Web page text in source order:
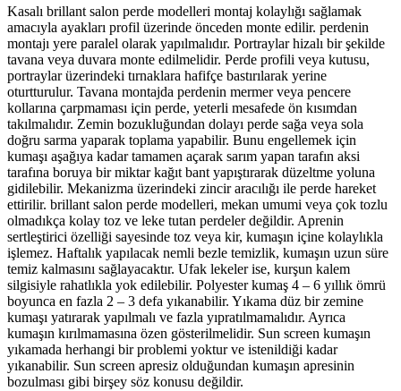
Kasalı brillant salon perde modelleri montaj kolaylığı sağlamak
amacıyla ayakları profil üzerinde önceden monte edilir. perdenin
montajı yere paralel olarak yapılmalıdır. Portraylar hizalı bir şekilde
tavana veya duvara monte edilmelidir. Perde profili veya kutusu,
portraylar üzerindeki tırnaklara hafifçe bastırılarak yerine
oturtturulur. Tavana montajda perdenin mermer veya pencere
kollarına çarpmaması için perde, yeterli mesafede ön kısımdan
takılmalıdır. Zemin bozukluğundan dolayı perde sağa veya sola
doğru sarma yaparak toplama yapabilir. Bunu engellemek için
kumaşı aşağıya kadar tamamen açarak sarım yapan tarafın aksi
tarafına boruya bir miktar kağıt bant yapıştırarak düzeltme yoluna
gidilebilir. Mekanizma üzerindeki zincir aracılığı ile perde hareket
ettirilir. brillant salon perde modelleri, mekan umumi veya çok tozlu
olmadıkça kolay toz ve leke tutan perdeler değildir. Aprenin
sertleştirici özelliği sayesinde toz veya kir, kumaşın içine kolaylıkla
işlemez. Haftalık yapılacak nemli bezle temizlik, kumaşın uzun süre
temiz kalmasını sağlayacaktır. Ufak lekeler ise, kurşun kalem
silgisiyle rahatlıkla yok edilebilir. Polyester kumaş 4 – 6 yıllık ömrü
boyunca en fazla 2 – 3 defa yıkanabilir. Yıkama düz bir zemine
kumaşı yatırarak yapılmalı ve fazla yıpratılmamalıdır. Ayrıca
kumaşın kırılmamasına özen gösterilmelidir. Sun screen kumaşın
yıkamada herhangi bir problemi yoktur ve istenildiği kadar
yıkanabilir. Sun screen apresiz olduğundan kumaşın apresinin
bozulması gibi birşey söz konusu değildir.